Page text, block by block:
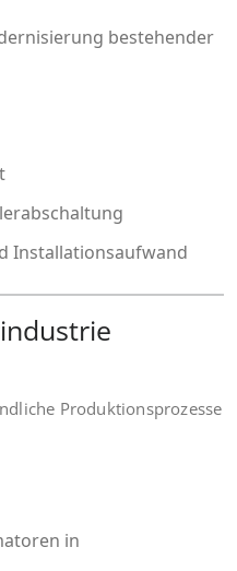
bestehender
Installationsaufwand
Produktionsprozesse
in